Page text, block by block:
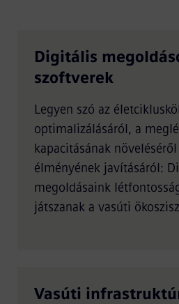
Digitális
szoftverek
Legyen szó az
optimalizálásáról, a
kapacitásának
élményének javításáról:
megoldásaink
játszanak a vasúti
Vasúti